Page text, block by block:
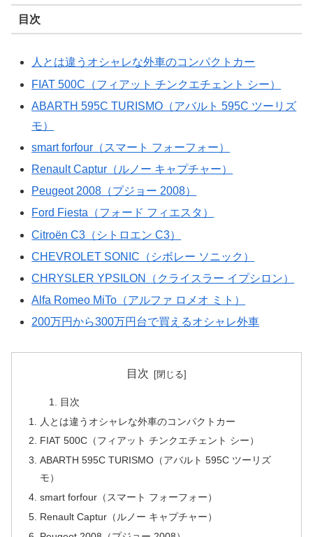
目次
人とは違うオシャレな外車のコンパクトカー
FIAT 500C（フィアット チンクエチェント シー）
ABARTH 595C TURISMO（アバルト 595C ツーリズ
モ）
smart forfour（スマート フォーフォー）
Renault Captur（ルノー キャプチャー）
Peugeot 2008（プジョー 2008）
Ford Fiesta（フォード フィエスタ）
Citroën C3（シトロエン C3）
CHEVROLET SONIC（シボレー ソニック）
CHRYSLER YPSILON（クライスラー イプシロン）
Alfa Romeo MiTo（アルファ ロメオ ミト）
200万円から300万円台で買えるオシャレ外車
目次
目次
人とは違うオシャレな外車のコンパクトカー
FIAT 500C（フィアット チンクエチェント シー）
ABARTH 595C TURISMO（アバルト 595C ツーリズ
モ）
smart forfour（スマート フォーフォー）
Renault Captur（ルノー キャプチャー）